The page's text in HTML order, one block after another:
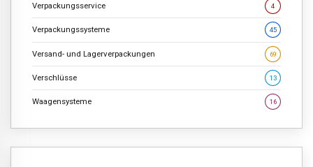
Verpackungsservice 4
Verpackungssysteme 45
Versand- und Lagerverpackungen 69
Verschlüsse 13
Waagensysteme 16